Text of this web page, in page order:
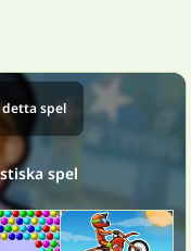
spel
spel